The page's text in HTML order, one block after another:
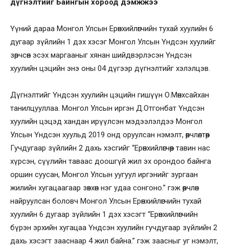
дүгнэлтийг Байнгын хороод дэмжжээ
Үүний дараа Монгол Улсын Ерөнхийлөгчийн тухай хуулийн 6
дугаар зүйлийн 1 дэх хэсэг Монгол Улсын Үндсэн хуулийг
зөрчсөн эсэх маргааныг хянан шийдвэрлэсэн Үндсэн
хуулийн цэцийн энэ оны 04 дүгээр дүгнэлтийг хэлэлцэв.
Дүгнэлтийг Үндсэн хуулийн цэцийн гишүүн О.Мөнхсайхан
танилцууллаа. Монгол Улсын иргэн Д.Отгонбат Үндсэн
хуулийн цэцэд хандан ирүүлсэн мэдээлэлдээ Монгол
Улсын Үндсэн хуульд 2019 онд оруулсан нэмэлт, өөрчлөлтөөр
Гучдугаар зүйлийн 2 дахь хэсгийг “Ерөнхийлөгчөөр тавин нас
хүрсэн, сүүлийн таваас доошгүй жил эх орондоо байнга
оршин суусан, Монгол Улсын уугуул иргэнийг зургаан
жилийн хугацаагаар зөвхөн нэг удаа сонгоно.” гэж өөрчлөн
найруулсан боловч Монгол Улсын Ерөнхийлөгчийн тухай
хуулийн 6 дугаар зүйлийн 1 дэх хэсэгт “Ерөнхийлөгчийн
бүрэн эрхийн хугацаа Үндсэн хуулийн гучдугаар зүйлийн 2
дахь хэсэгт зааснаар 4 жил байна.” гэж заасныг уг нэмэлт,